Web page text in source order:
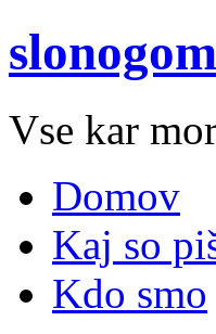
Vse kar
Domov
Kaj so
Kdo smo